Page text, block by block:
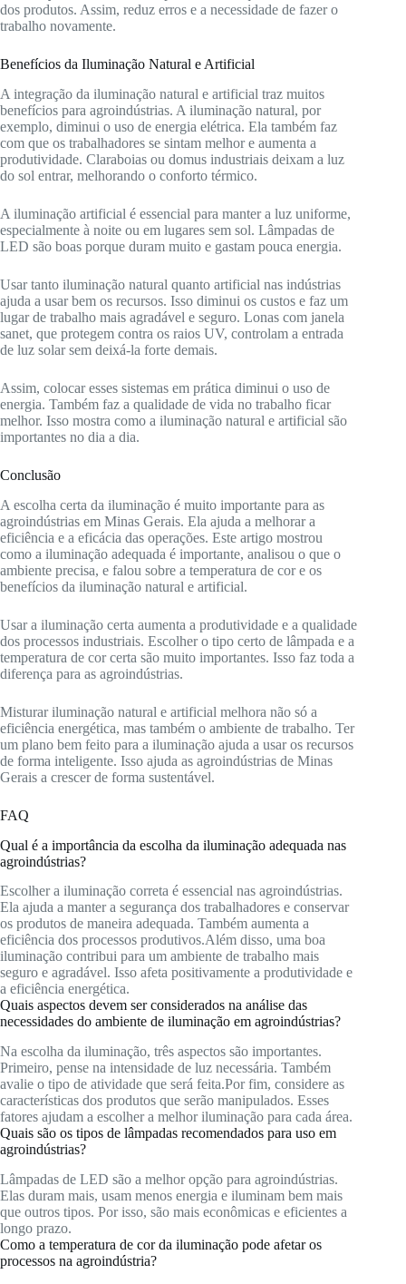
dos produtos. Assim, reduz erros e a necessidade de fazer o
trabalho novamente.
Benefícios da Iluminação Natural e Artificial
A integração da iluminação natural e artificial traz muitos
benefícios para agroindústrias. A iluminação natural, por
exemplo, diminui o uso de energia elétrica. Ela também faz
com que os trabalhadores se sintam melhor e aumenta a
produtividade. Claraboias ou domus industriais deixam a luz
do sol entrar, melhorando o conforto térmico.
A iluminação artificial é essencial para manter a luz uniforme,
especialmente à noite ou em lugares sem sol. Lâmpadas de
LED são boas porque duram muito e gastam pouca energia.
Usar tanto iluminação natural quanto artificial nas indústrias
ajuda a usar bem os recursos. Isso diminui os custos e faz um
lugar de trabalho mais agradável e seguro. Lonas com janela
sanet, que protegem contra os raios UV, controlam a entrada
de luz solar sem deixá-la forte demais.
Assim, colocar esses sistemas em prática diminui o uso de
energia. Também faz a qualidade de vida no trabalho ficar
melhor. Isso mostra como a iluminação natural e artificial são
importantes no dia a dia.
Conclusão
A escolha certa da iluminação é muito importante para as
agroindústrias em Minas Gerais. Ela ajuda a melhorar a
eficiência e a eficácia das operações. Este artigo mostrou
como a iluminação adequada é importante, analisou o que o
ambiente precisa, e falou sobre a temperatura de cor e os
benefícios da iluminação natural e artificial.
Usar a iluminação certa aumenta a produtividade e a qualidade
dos processos industriais. Escolher o tipo certo de lâmpada e a
temperatura de cor certa são muito importantes. Isso faz toda a
diferença para as agroindústrias.
Misturar iluminação natural e artificial melhora não só a
eficiência energética, mas também o ambiente de trabalho. Ter
um plano bem feito para a iluminação ajuda a usar os recursos
de forma inteligente. Isso ajuda as agroindústrias de Minas
Gerais a crescer de forma sustentável.
FAQ
Qual é a importância da escolha da iluminação adequada nas
agroindústrias?
Escolher a iluminação correta é essencial nas agroindústrias.
Ela ajuda a manter a segurança dos trabalhadores e conservar
os produtos de maneira adequada. Também aumenta a
eficiência dos processos produtivos.Além disso, uma boa
iluminação contribui para um ambiente de trabalho mais
seguro e agradável. Isso afeta positivamente a produtividade e
a eficiência energética.
Quais aspectos devem ser considerados na análise das
necessidades do ambiente de iluminação em agroindústrias?
Na escolha da iluminação, três aspectos são importantes.
Primeiro, pense na intensidade de luz necessária. Também
avalie o tipo de atividade que será feita.Por fim, considere as
características dos produtos que serão manipulados. Esses
fatores ajudam a escolher a melhor iluminação para cada área.
Quais são os tipos de lâmpadas recomendados para uso em
agroindústrias?
Lâmpadas de LED são a melhor opção para agroindústrias.
Elas duram mais, usam menos energia e iluminam bem mais
que outros tipos. Por isso, são mais econômicas e eficientes a
longo prazo.
Como a temperatura de cor da iluminação pode afetar os
processos na agroindústria?